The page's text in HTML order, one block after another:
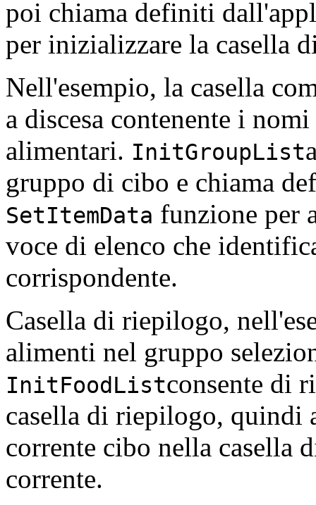
poi chiama definiti
per inizializzare la casella
Nell'esempio, la casella
a discesa contenente i
alimentari. InitGroupList
gruppo di cibo e chiama
SetItemData funzione per
voce di elenco che
corrispondente.
Casella di riepilogo,
alimenti nel gruppo
InitFoodListconsente di
casella di riepilogo, quindi
corrente cibo nella casella
corrente.